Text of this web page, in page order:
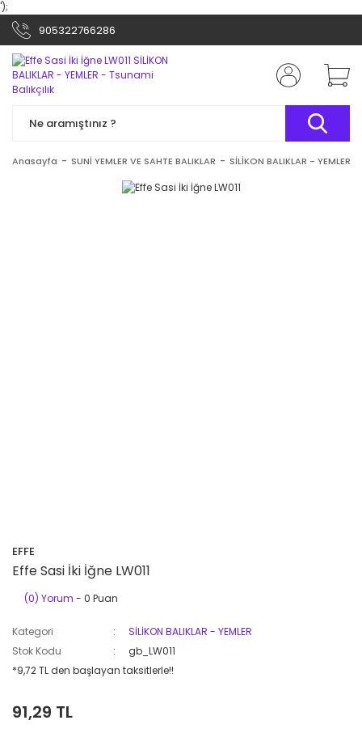
');
905322766286
Anasayfa SUNİ YEMLER VE SAHTE BALIKLAR SİLİKON BALIKLAR - YEMLER
EFFE
Effe Sasi İki İğne LW011
(0) Yorum - 0 Puan
Kategori
SİLİKON BALIKLAR - YEMLER
Stok Kodu
gb_LW011
*9,72 TL den başlayan taksitlerle!!
91,29 TL